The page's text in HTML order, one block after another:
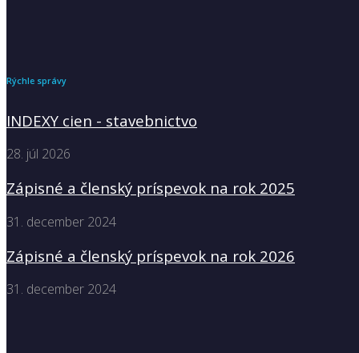
Rýchle správy
INDEXY cien - stavebnictvo
28. júl 2026
Zápisné a členský príspevok na rok 2025
31. december 2024
Zápisné a členský príspevok na rok 2026
31. december 2024